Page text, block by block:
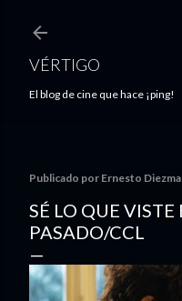
VÉRTIGO
El blog de cine que hace ¡ping!
Publicado por Ernesto
SÉ LO QUE
PASADO/CCL